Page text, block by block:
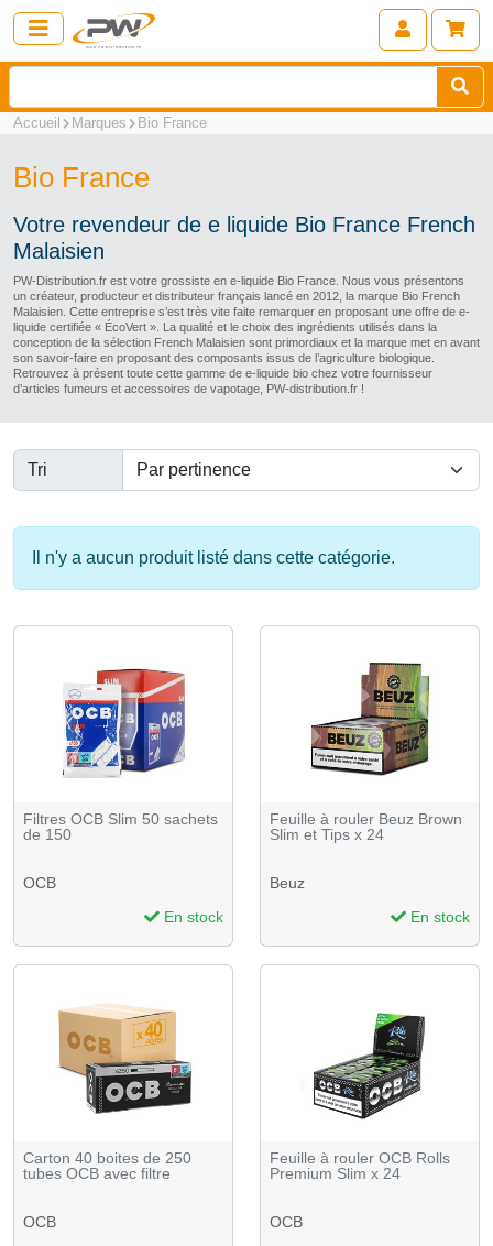
Accueil Marques Bio France
Bio France
Votre revendeur de e liquide Bio France French
Malaisien
PW-Distribution.fr est votre grossiste en e-liquide Bio France. Nous vous présentons
un créateur, producteur et distributeur français lancé en 2012, la marque Bio French
Malaisien. Cette entreprise s’est très vite faite remarquer en proposant une offre de e-
liquide certifiée « ÉcoVert ». La qualité et le choix des ingrédients utilisés dans la
conception de la sélection French Malaisien sont primordiaux et la marque met en avant
son savoir-faire en proposant des composants issus de l’agriculture biologique.
Retrouvez à présent toute cette gamme de e-liquide bio chez votre fournisseur
d’articles fumeurs et accessoires de vapotage, PW-distribution.fr !
Tri
Il n'y a aucun produit listé dans cette catégorie.
Filtres OCB Slim 50 sachets
de 150
OCB
En stock
Feuille à rouler Beuz Brown
Slim et Tips x 24
Beuz
En stock
Carton 40 boites de 250
tubes OCB avec filtre
OCB
Feuille à rouler OCB Rolls
Premium Slim x 24
OCB